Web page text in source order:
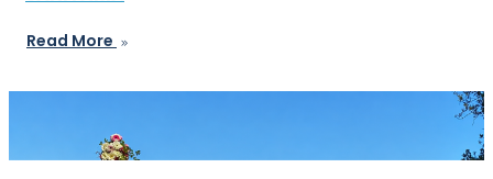
Read More